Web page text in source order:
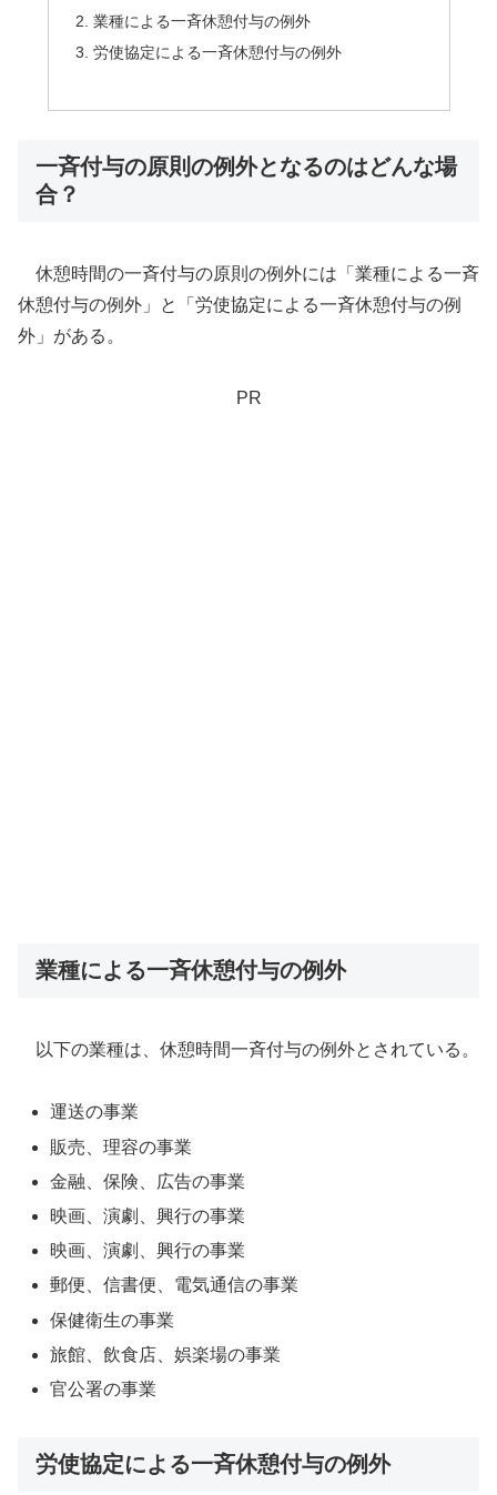
業種による一斉休憩付与の例外
労使協定による一斉休憩付与の例外
一斉付与の原則の例外となるのはどんな場
合？
休憩時間の一斉付与の原則の例外には「業種による一斉
休憩付与の例外」と「労使協定による一斉休憩付与の例
外」がある。
PR
業種による一斉休憩付与の例外
以下の業種は、休憩時間一斉付与の例外とされている。
運送の事業
販売、理容の事業
金融、保険、広告の事業
映画、演劇、興行の事業
映画、演劇、興行の事業
郵便、信書便、電気通信の事業
保健衛生の事業
旅館、飲食店、娯楽場の事業
官公署の事業
労使協定による一斉休憩付与の例外